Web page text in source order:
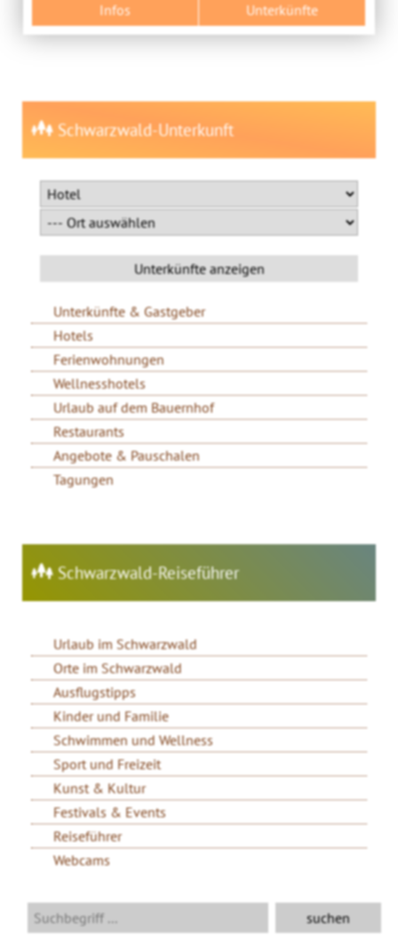
Infos Unterkünfte
Schwarzwald-Unterkunft
Unterkünfte & Gastgeber
Hotels
Ferienwohnungen
Wellnesshotels
Urlaub auf dem Bauernhof
Restaurants
Angebote & Pauschalen
Tagungen
Schwarzwald-Reiseführer
Urlaub im Schwarzwald
Orte im Schwarzwald
Ausflugstipps
Kinder und Familie
Schwimmen und Wellness
Sport und Freizeit
Kunst & Kultur
Festivals & Events
Reiseführer
Webcams